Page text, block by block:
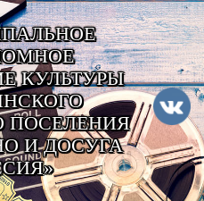
КУЛЬТУРЫ
ПОСЕЛЕНИЯ
И ДОСУГА